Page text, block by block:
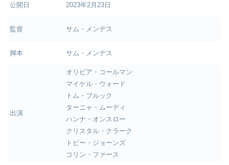
公開日 2023年2月23日
監督 サム・メンデス
脚本 サム・メンデス
出演
オリビア・コールマン
マイケル・ウォード
トム・ブルック
ターニャ・ムーディ
ハンナ・オンスロー
クリスタル・クラーク
トビー・ジョーンズ
コリン・ファース